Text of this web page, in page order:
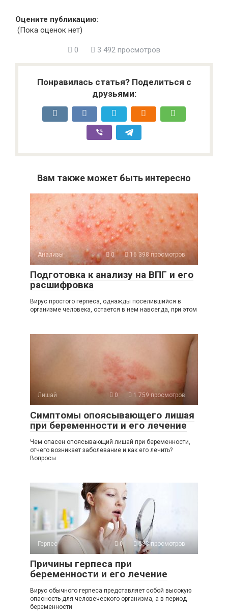
Оцените публикацию:
(Пока оценок нет)
0 3 492 просмотров
Понравилась статья? Поделиться с
друзьями:
Вам также может быть интересно
Анализы 0 16 398 просмотров
Подготовка к анализу на ВПГ и его
расшифровка
Вирус простого герпеса, однажды поселившийся в
организме человека, остается в нем навсегда, при этом
Лишай 0 1 759 просмотров
Симптомы опоясывающего лишая
при беременности и его лечение
Чем опасен опоясывающий лишай при беременности,
отчего возникает заболевание и как его лечить?
Вопросы
Герпес 0 583 просмотров
Причины герпеса при
беременности и его лечение
Вирус обычного герпеса представляет собой высокую
опасность для человеческого организма, а в период
беременности